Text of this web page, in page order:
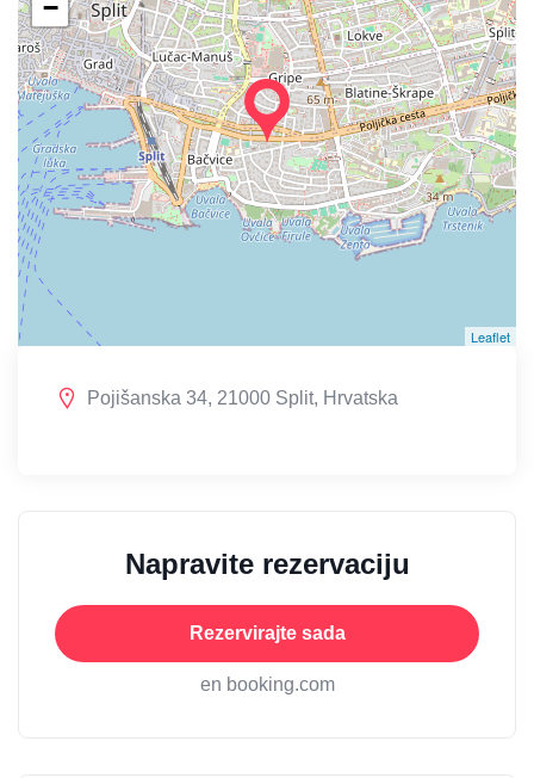
−
Leaflet
Pojišanska 34, 21000 Split, Hrvatska
Napravite rezervaciju
Rezervirajte sada
en booking.com